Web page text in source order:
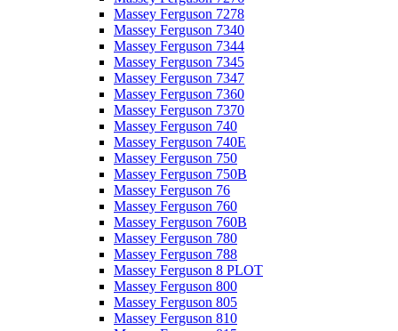
Massey Ferguson 7278
Massey Ferguson 7340
Massey Ferguson 7344
Massey Ferguson 7345
Massey Ferguson 7347
Massey Ferguson 7360
Massey Ferguson 7370
Massey Ferguson 740
Massey Ferguson 740E
Massey Ferguson 750
Massey Ferguson 750B
Massey Ferguson 76
Massey Ferguson 760
Massey Ferguson 760B
Massey Ferguson 780
Massey Ferguson 788
Massey Ferguson 8 PLOT
Massey Ferguson 800
Massey Ferguson 805
Massey Ferguson 810